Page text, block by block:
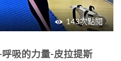
143次點閱
吸的力量-皮拉提斯